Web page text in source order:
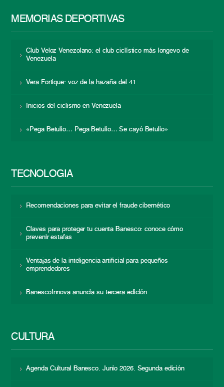
MEMORIAS DEPORTIVAS
Club Veloz Venezolano: el club ciclístico más longevo de
Venezuela
Vera Fortique: voz de la hazaña del 41
Inicios del ciclismo en Venezuela
«Pega Betulio… Pega Betulio… Se cayó Betulio»
TECNOLOGÍA
Recomendaciones para evitar el fraude cibernético
Claves para proteger tu cuenta Banesco: conoce cómo
prevenir estafas
Ventajas de la inteligencia artificial para pequeños
emprendedores
BanescoInnova anuncia su tercera edición
CULTURA
Agenda Cultural Banesco. Junio 2026. Segunda edición